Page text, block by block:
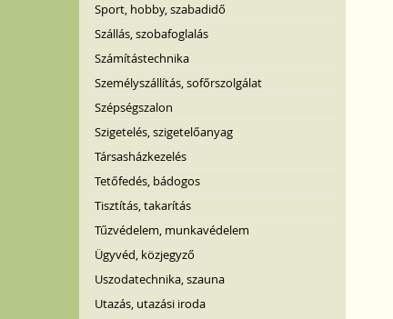
Sport, hobby, szabadidő
Szállás, szobafoglalás
Számítástechnika
Személyszállítás, sofőrszolgálat
Szépségszalon
Szigetelés, szigetelőanyag
Társasházkezelés
Tetőfedés, bádogos
Tisztítás, takarítás
Tűzvédelem, munkavédelem
Ügyvéd, közjegyző
Uszodatechnika, szauna
Utazás, utazási iroda